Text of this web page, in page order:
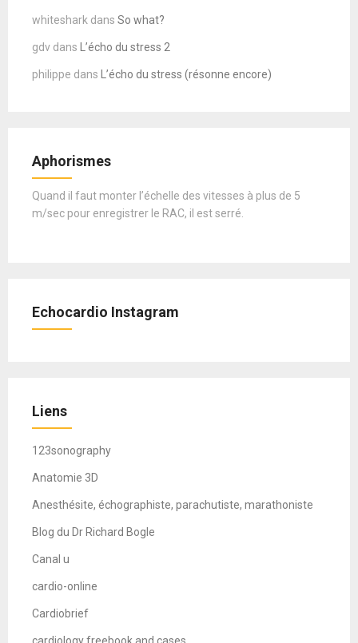
whiteshark dans So what?
gdv dans L’écho du stress 2
philippe dans L’écho du stress (résonne encore)
Aphorismes
Quand il faut monter l’échelle des vitesses à plus de 5
m/sec pour enregistrer le RAC, il est serré.
Echocardio Instagram
Liens
123sonography
Anatomie 3D
Anesthésite, échographiste, parachutiste, marathoniste
Blog du Dr Richard Bogle
Canal u
cardio-online
Cardiobrief